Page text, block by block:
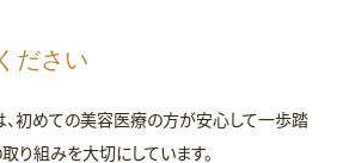
ださい
、初めての美容医療の方が安心して一歩踏
り組みを大切にしています。